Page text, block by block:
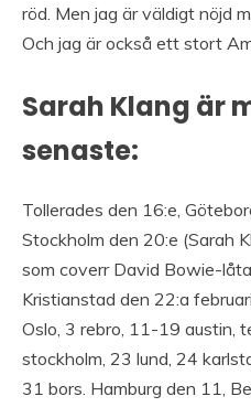
röd. Men jag är väldigt nöjd
Och jag är också ett stort
Sarah Klang är
senaste:
Tollerades den 16:e,
Stockholm den 20:e (Sarah
som coverr David Bowie-
Kristianstad den 22:a
Oslo, 3 rebro, 11-19 austin,
stockholm, 23 lund, 24
31 bors. Hamburg den 11,